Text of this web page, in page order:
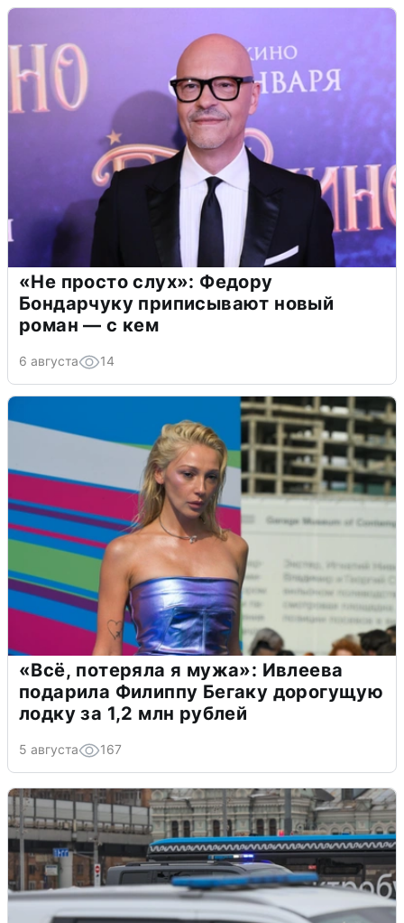
«Не просто слух»: Федору
Бондарчуку приписывают новый
роман — с кем
6 августа 14
«Всё, потеряла я мужа»: Ивлеева
подарила Филиппу Бегаку дорогущую
лодку за 1,2 млн рублей
5 августа 167